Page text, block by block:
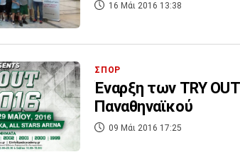
16 Μάι 2016 13:38
ΣΠΟΡ
Έναρξη των TRY
Παναθηναϊκού
09 Μάι 2016 17:25